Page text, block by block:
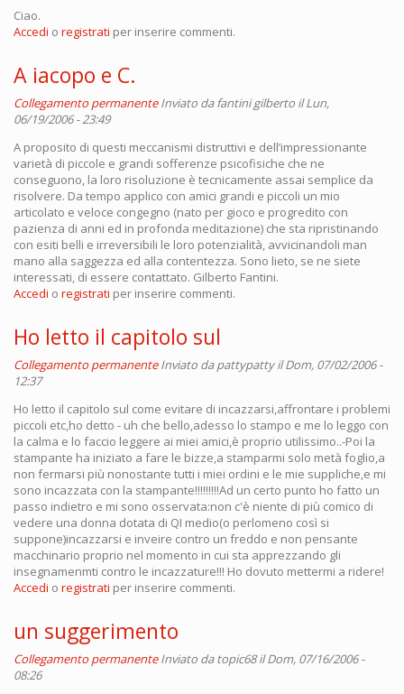
Ciao.
Accedi o registrati per inserire commenti.
A iacopo e C.
Collegamento permanente Inviato dafantini gilberto il Lun,
06/19/2006 - 23:49
A proposito di questi meccanismi distruttivi e dell’impressionante
varietà di piccole e grandi sofferenze psicofisiche che ne
conseguono, la loro risoluzione è tecnicamente assai semplice da
risolvere. Da tempo applico con amici grandi e piccoli un mio
articolato e veloce congegno (nato per gioco e progredito con
pazienza di anni ed in profonda meditazione) che sta ripristinando
con esiti belli e irreversibili le loro potenzialità, avvicinandoli man
mano alla saggezza ed alla contentezza. Sono lieto, se ne siete
interessati, di essere contattato. Gilberto Fantini.
Accedi o registrati per inserire commenti.
Ho letto il capitolo sul
Collegamento permanente Inviato dapattypattyil Dom, 07/02/2006 -
12:37
Ho letto il capitolo sul come evitare di incazzarsi,affrontare i problemi
piccoli etc,ho detto - uh che bello,adesso lo stampo e me lo leggo con
la calma e lo faccio leggere ai miei amici,è proprio utilissimo..-Poi la
stampante ha iniziato a fare le bizze,a stamparmi solo metà foglio,a
non fermarsi più nonostante tutti i miei ordini e le mie suppliche,e mi
sono incazzata con la stampante!!!!!!!!!Ad un certo punto ho fatto un
passo indietro e mi sono osservata:non c'è niente di più comico di
vedere una donna dotata di QI medio(o perlomeno così si
suppone)incazzarsi e inveire contro un freddo e non pensante
macchinario proprio nel momento in cui sta apprezzando gli
insegnamenmti contro le incazzature!!! Ho dovuto mettermi a ridere!
Accedi o registrati per inserire commenti.
un suggerimento
Collegamento permanente Inviato datopic68il Dom, 07/16/2006 -
08:26